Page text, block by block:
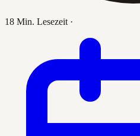
18 Min. Lesezeit ·